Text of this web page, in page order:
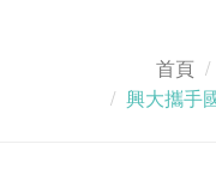
首頁
興大攜手